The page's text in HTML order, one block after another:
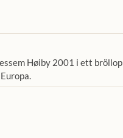
Høiby 2001 i ett bröllop